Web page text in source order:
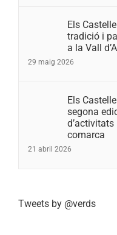
Els
tradició i
a la Vall
29 maig 2026
Els
segona
comarca
21 abril 2026
Tweets by @verds